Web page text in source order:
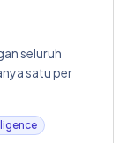
seluruh
satu per